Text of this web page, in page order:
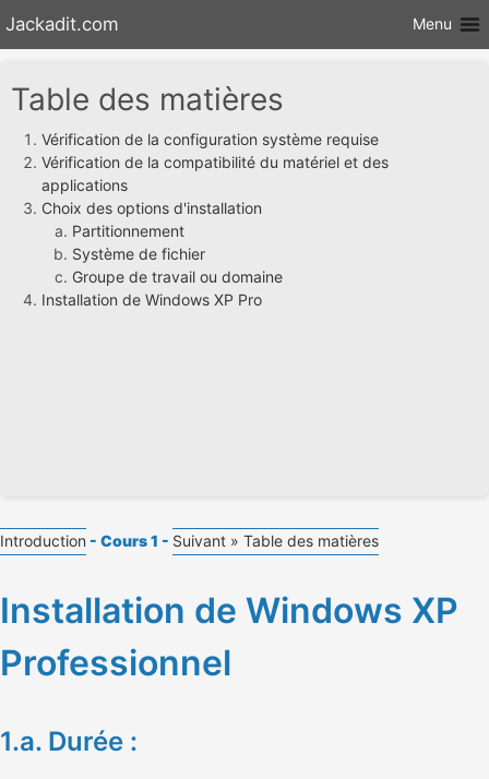
Aller au
Jackadit.com Menu
Table des matières
Vérification de la configuration système requise
Vérification de la compatibilité du matériel et des
applications
Choix des options d'installation
Partitionnement
Système de fichier
Groupe de travail ou domaine
Installation de Windows XP Pro
Introduction - Cours 1 - Suivant » Table des matières
Installation de Windows XP
Professionnel
1.a. Durée :